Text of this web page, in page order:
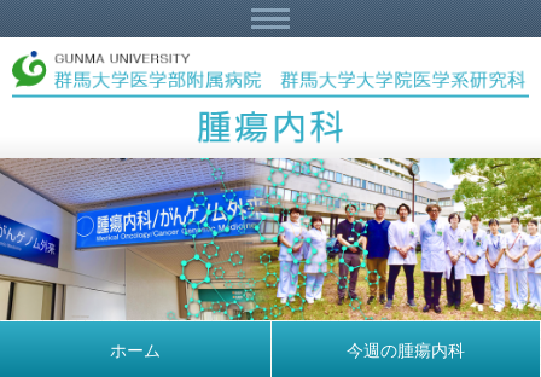
ホーム 今週の腫瘍内科